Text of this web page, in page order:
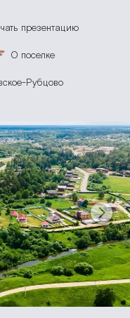
презентацию
О поселке
Рубцово